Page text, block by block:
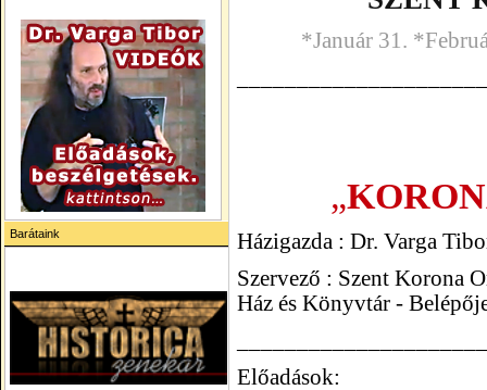
Barátaink
*Január 31.
„
Házigazda : Dr. Varga
Szervező : Szent Korona
Ház és Könyvtár -
Előadások: